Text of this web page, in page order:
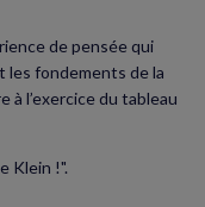
de pensée qui
les fondements de la
à l’exercice du tableau
Klein !".